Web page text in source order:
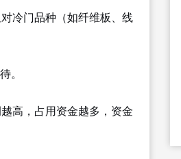
冷门品种（如纤维板、线
。
高，占用资金越多，资金